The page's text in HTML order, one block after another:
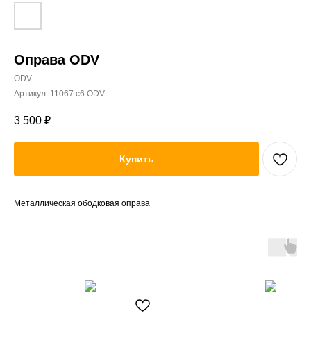
Оправа ODV
ODV
Артикул: 11067 с6 ODV
3 500 ₽
Купить
Металлическая ободковая оправа